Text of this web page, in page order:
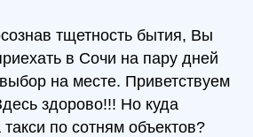
тщетность бытия, Вы
в Сочи на пару дней
на месте. Приветствуем
здорово!!! Но куда
по сотням объектов?